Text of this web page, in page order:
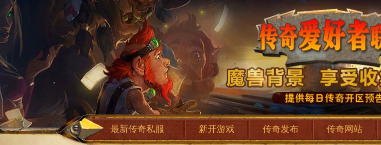
最新传奇私服 新开游戏 传奇发布 传奇网站